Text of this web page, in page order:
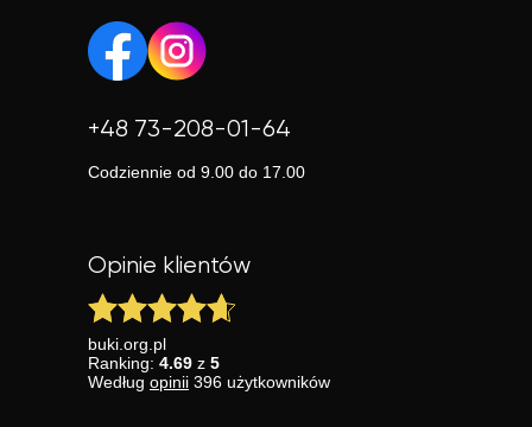
+48 73-208-01-64
Codziennie od 9.00 do 17.00
Opinie klientów
buki.org.pl
Ranking: 4.69 z 5
Według opinii 396 użytkowników